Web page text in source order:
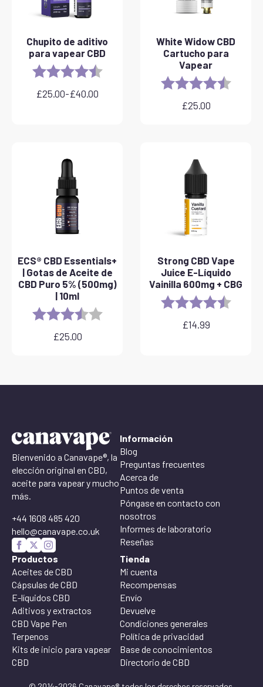
Chupito de aditivo
para vapear CBD
Rating: 4.8 out of 5 stars
£25.00-£40.00
Rango
hasta
£40.00
White Widow CBD
Cartucho para
Vapear
Rating: 4.6 out
£25.00
ECS® CBD Essentials+
| Gotas de Aceite de
CBD Puro 5% (500mg)
| 10ml
Rating: 3.8 out of 5 stars
£25.00
Strong CBD Vape
Juice E-Líquido
Vainilla 600mg + CBG
Rating: 4.6 out
£14.99
Bienvenido a Canavape®, la
elección original en CBD,
aceite para vapear y mucho
más.
+44 1608 485 420
hello@canavape.co.uk
Información
Blog
Preguntas frecuentes
Acerca de
Puntos de venta
Póngase en contacto con
nosotros
Informes de laboratorio
Reseñas
Productos
Aceites de CBD
Cápsulas de CBD
E-líquidos CBD
Aditivos y extractos
CBD Vape Pen
Terpenos
Kits de inicio para vapear
CBD
Tienda
Mi cuenta
Recompensas
Envío
Devuelve
Condiciones generales
Política de privacidad
Base de conocimientos
Directorio de CBD